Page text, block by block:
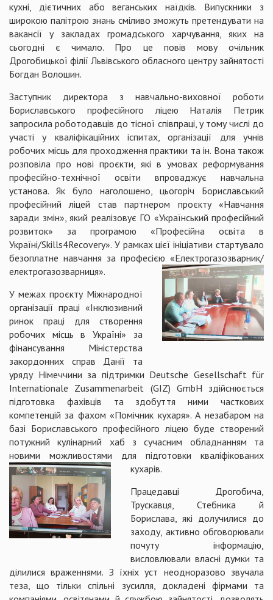
кухні, дієтичних або веганських наїдків. Випускники з
широкою палітрою знань сміливо зможуть претендувати на
вакансії у закладах громадського харчування, яких на
сьогодні є чимало. Про це повів мову очільник
Дрогобицької філії Львівського обласного центру зайнятості
Богдан Волошин.
Заступник директора з навчально-виховної роботи
Бориславського професійного ліцею Наталія Петрик
запросила роботодавців до тісної співпраці, у тому числі до
участі у кваліфікаційних іспитах, організації для учнів
робочих місць для проходження практики та ін. Вона також
розповіла про нові проєкти, які в умовах реформування
професійно-технічної освіти впроваджує навчальна
установа. Як було наголошено, цьогоріч Бориславський
професійний ліцей став партнером проєкту «Навчання
заради змін», який реалізовує ГО «Український професійний
розвиток» за програмою «Професійна освіта в
Україні/Skills4Recovery». У рамках цієї ініціативи стартувало
безоплатне навчання за професією «Електрогазозварник/
електрогазозварниця».
У межах проєкту Міжнародної
організації праці «Інклюзивний
ринок праці для створення
робочих місць в Україні» за
фінансування Міністерства
закордонних справ Данії та
уряду Німеччини за підтримки Deutsche Gesellschaft für
Internationale Zusammenarbeit (GIZ) GmbH здійснюється
підготовка фахівців та здобуття ними часткових
компетенцій за фахом «Помічник кухаря». А незабаром на
базі Бориславського професійного ліцею буде створений
потужний кулінарний хаб з сучасним обладнанням та
новими можливостями для підготовки кваліфікованих
кухарів.
Працедавці Дрогобича,
Трускавця, Стебника й
Борислава, які долучилися до
заходу, активно обговорювали
почуту інформацію,
висловлювали власні думки та
ділилися враженнями. З їхніх уст неодноразово звучала
теза, що тільки спільні зусилля, докладені фірмами та